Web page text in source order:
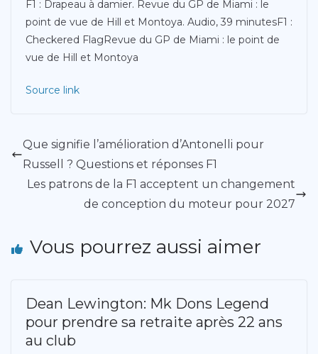
F1 : Drapeau à damier. Revue du GP de Miami : le
point de vue de Hill et Montoya. Audio, 39 minutesF1 :
Checkered FlagRevue du GP de Miami : le point de
vue de Hill et Montoya
Source link
Que signifie l’amélioration d’Antonelli pour
Russell ? Questions et réponses F1
Les patrons de la F1 acceptent un changement
de conception du moteur pour 2027
Vous pourrez aussi aimer
Dean Lewington: Mk Dons Legend
pour prendre sa retraite après 22 ans
au club